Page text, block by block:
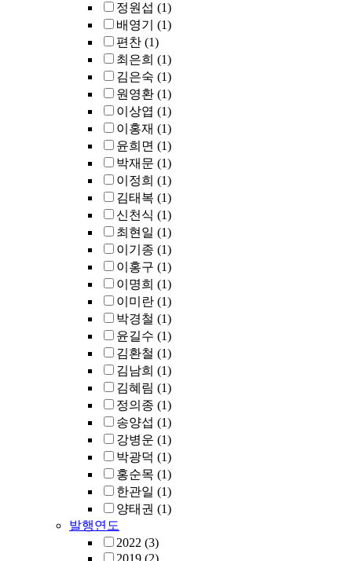
정원섭 (1)
배영기
(1)
편찬 (1)
최은희 (1)
김은숙 (1)
원영환 (1)
이상엽 (1)
이홍재 (1)
윤희면 (1)
박재문 (1)
이정희 (1)
김태복 (1)
신천식 (1)
최현일 (1)
이기종 (1)
이홍구 (1)
이명희 (1)
이미란 (1)
박경철 (1)
윤길수 (1)
김환철 (1)
김남희 (1)
김혜림 (1)
정의종 (1)
송양섭 (1)
강병운 (1)
박광덕 (1)
홍순목 (1)
한관일 (1)
양태권 (1)
발행연도
2022 (3)
2019 (2)